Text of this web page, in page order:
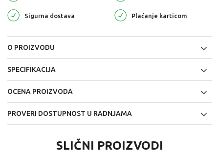
Sigurna dostava Plaćanje karticom
O PROIZVODU
SPECIFIKACIJA
OCENA PROIZVODA
PROVERI DOSTUPNOST U RADNJAMA
SLIČNI PROIZVODI